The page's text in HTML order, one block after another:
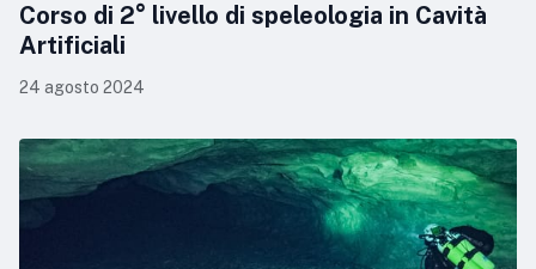
Corso di 2° livello di speleologia in Cavità
Artificiali
24 agosto 2024